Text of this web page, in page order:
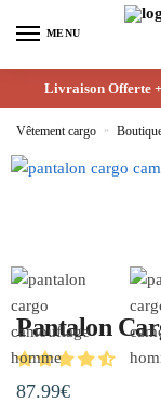
MENU
Livraison Offerte
Vêtement cargo »
Pantalon
87.99€